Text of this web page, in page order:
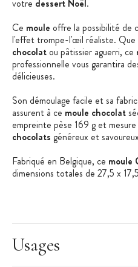
votre dessert Noël.
Ce moule offre la possibilité de
l'effet trompe-l'œil réaliste. Que
chocolat ou pâtissier aguerri, ce
professionnelle vous garantira
délicieuses.
Son démoulage facile et sa
assurent à ce moule chocolat
empreinte pèse 169 g et
chocolats généreux et
Fabriqué en Belgique, ce moule
dimensions totales de 27,5 x
Qualité professionnelle
Usages